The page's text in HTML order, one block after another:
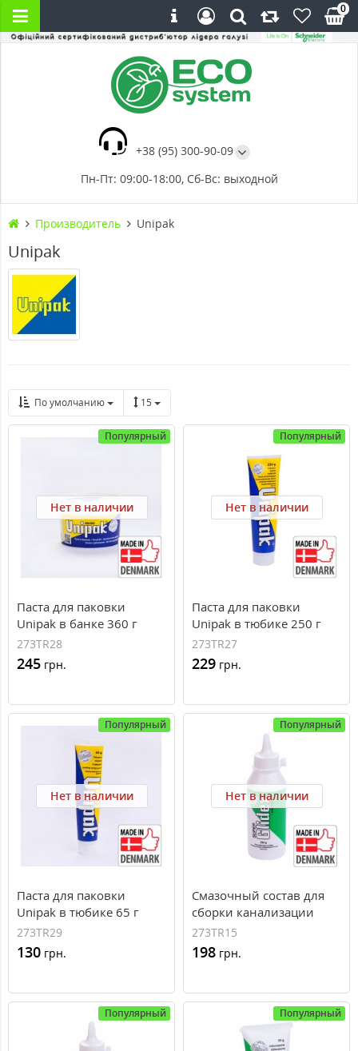
+38 (95) 300-90-09
Пн-Пт: 09:00-18:00, Сб-Вс: выходной
0
Производитель Unipak
Unipak
По умолчанию 15
Популярный
Нет в наличии
Паста для паковки
Unipak в банке 360 г
273TR28
245 грн.
Популярный
Нет в наличии
Паста для паковки
Unipak в тюбике 250 г
273TR27
229 грн.
Популярный
Нет в наличии
Паста для паковки
Unipak в тюбике 65 г
273TR29
130 грн.
Популярный
Нет в наличии
Смазочный состав для
сборки канализации
Unipak Super Glidex 250 г
в бутылке
273TR15
198 грн.
Популярный Популярный